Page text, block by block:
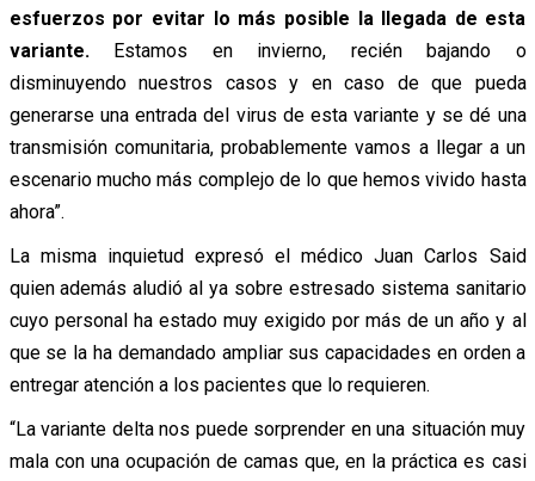
esfuerzos por evitar lo más posible la llegada de esta
variante.Estamos en invierno, recién bajando o
disminuyendo nuestros casos y en caso de que pueda
generarse una entrada del virus de esta variante y se dé una
transmisión comunitaria, probablemente vamos a llegar a un
escenario mucho más complejo de lo que hemos vivido hasta
ahora”.
La misma inquietud expresó el médico Juan Carlos Said
quien además aludió al ya sobre estresado sistema sanitario
cuyo personal ha estado muy exigido por más de un año y al
que se la ha demandado ampliar sus capacidades en orden a
entregar atención a los pacientes que lo requieren.
“La variante delta nos puede sorprender en una situación muy
mala con una ocupación de camas que, en la práctica es casi